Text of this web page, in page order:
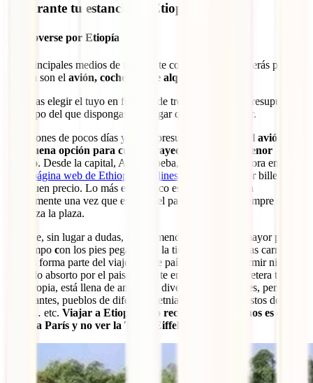
2. Durante tu estancia en Etiopía
2.1 Moverse por Etiopía
Los principales medios de transporte con los que te moverás por
Etiopía son el avión, coche 4×4 de alquiler y autobús.
Deberías elegir el tuyo en función de tres aspectos: Tu presupuesto,
el tiempo del que dispongas y el lugar que quieras visitar.
Si dispones de pocos días y de un presupuesto amplio,
el avión es
una buena opción para cubrir trayectos largos en menor
tiempo. Desde la capital, Addis Abeba, estarás en una hora en el sur.
página web de Ethiopian Airlines puedes encontrar billetes a
muy buen precio. Lo más económico es ir a la ventanilla
directamente una vez que estés en el país, aunque no siempre se
garantiza la plaza.
Aunque, sin lugar a dudas, te recomendamos viajar la mayor parte
del tiempo con los pies pegados en la tierra
Viajar por las carreteras
etíopes forma parte del viaje en este país. No podrás dormir ni un
segundo absorto por el paisaje que te envolverá. La carretera tiene
vida propia, está llena de animales, diversidad de paisajes, personas
interesantes, pueblos de diferentes etnias y culturas, puestos de
frutas… etc. Viajar a Etiopía y no recorrer sus caminos es como
viajar a París y no ver la Torre Eiffel.